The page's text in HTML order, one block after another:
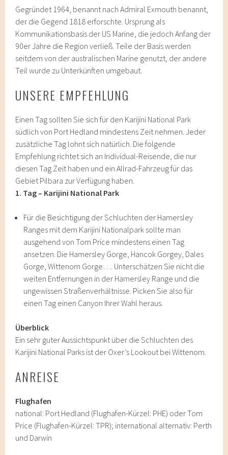
Gegründet 1964, benannt nach Admiral Exmouth benannt,
der die Gegend 1818 erforschte. Ursprung als
Kommunikationsbasis der US Marine, die jedoch Anfang der
90er Jahre die Region verließ. Teile der Basis werden
seitdem von der australischen Marine genutzt, der andere
Teil wurde zu Unterkünften umgebaut.
UNSERE EMPFEHLUNG
Einen Tag sollten Sie sich für den Karijini National Park
südlich von Port Hedland mindestens Zeit nehmen. Jeder
zusätzliche Tag lohnt sich natürlich. Die folgende
Empfehlung richtet sich an Individual-Reisende, die nur
diesen Tag Zeit haben und ein Allrad-Fahrzeug für das
Gebiet Pilbara zur Verfügung haben.
1. Tag – Karijini National Park
Für die Besichtigung der Schluchten der Hamersley
Ranges mit dem Karijini Nationalpark sollte man
ausgehend von Tom Price mindestens einen Tag
ansetzen. Die Hamersley Gorge, Hancok Gorgey, Dales
Gorge, Wittenom Gorge…. Unterschätzen Sie nicht die
weiten Entfernungen in der Hamersley Range und die
ungewissen Straßenverhältnisse. Picken Sie also für
einen Tag einen Canyon Ihrer Wahl heraus.
Überblick
Ein sehr guter Aussichtspunkt über die Schluchten des
Karijini National Parks ist der Oxer’s Lookout bei Wittenom.
ANREISE
Flughafen
national: Port Hedland (Flughafen-Kürzel: PHE) oder Tom
Price (Flughafen-Kürzel: TPR); international alternativ: Perth
und Darwin